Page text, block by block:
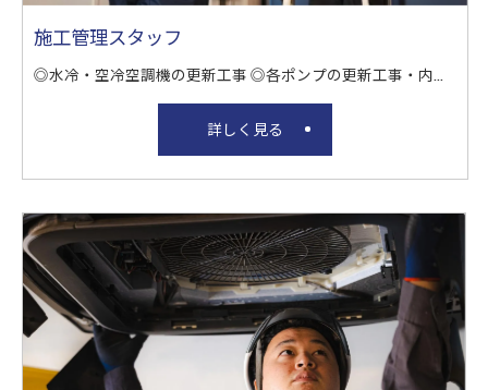
施工管理スタッフ
詳しく見る
お問い合わせ・ご相談はこちら